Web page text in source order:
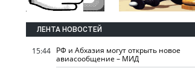
ЛЕНТА НОВОСТЕЙ
15:44 РФ и Абхазия могут открыть новое
авиасообщение – МИД